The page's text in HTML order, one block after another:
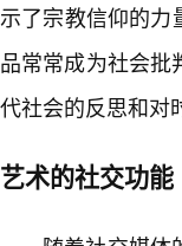
示了宗教信仰的力
品常常成为社会
代社会的反思和对
艺术的社交功能